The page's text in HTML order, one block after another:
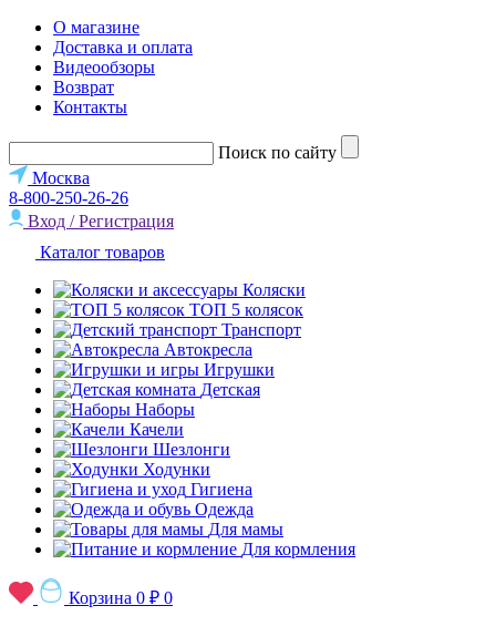
О магазине
Доставка и оплата
Видеообзоры
Возврат
Контакты
Поиск по сайту
Москва
8-800-250-26-26
Вход / Регистрация
Каталог товаров
Коляски
ТОП 5 колясок
Транспорт
Автокресла
Игрушки
Детская
Наборы
Качели
Шезлонги
Ходунки
Гигиена
Одежда
Для мамы
Для кормления
Корзина 0 ₽ 0